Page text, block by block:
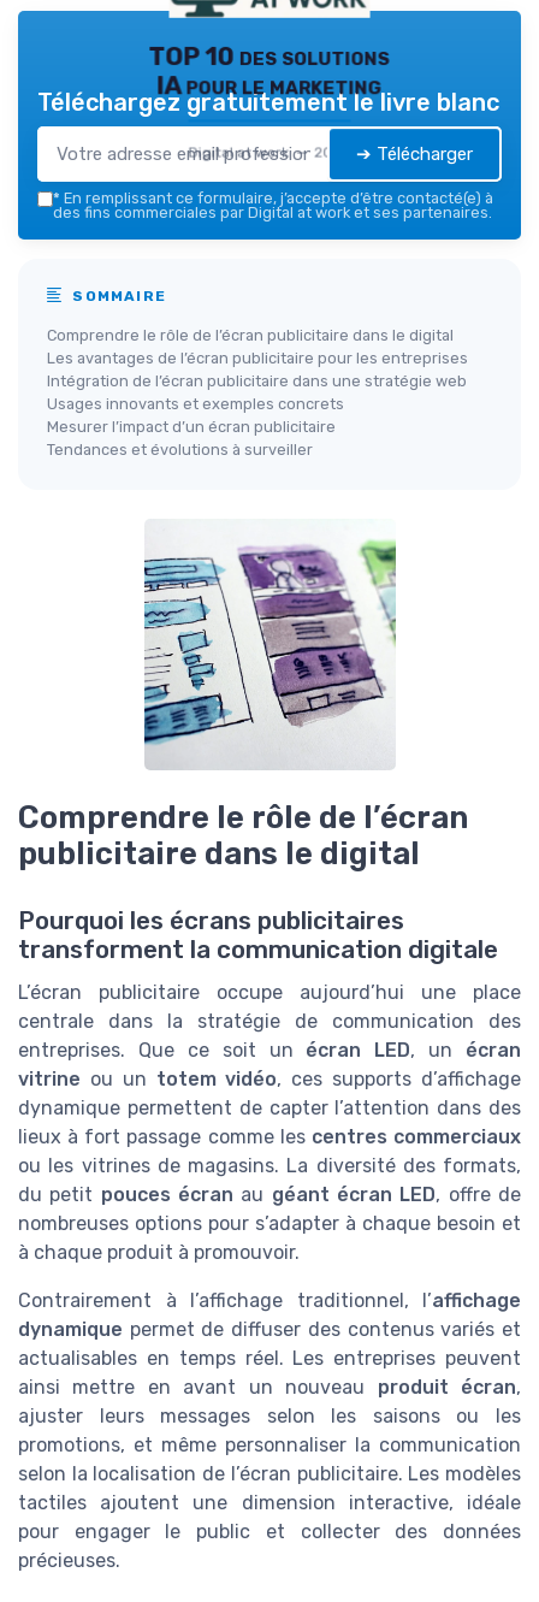
TOP 10 des solutions
IA pour le marketing
Digital at work — 2026
Téléchargez gratuitement le livre blanc
➔ Télécharger
* En remplissant ce formulaire, j’accepte d’être contacté(e) à
des fins commerciales par Digital at work et ses partenaires.
SOMMAIRE
Comprendre le rôle de l’écran publicitaire dans le digital
Les avantages de l’écran publicitaire pour les entreprises
Intégration de l’écran publicitaire dans une stratégie web
Usages innovants et exemples concrets
Mesurer l’impact d’un écran publicitaire
Tendances et évolutions à surveiller
Comprendre le rôle de l’écran
publicitaire dans le digital
Pourquoi les écrans publicitaires
transforment la communication digitale
L’écran publicitaire occupe aujourd’hui une place
centrale dans la stratégie de communication des
entreprises. Que ce soit un écran LED, un écran
vitrine ou un totem vidéo, ces supports d’affichage
dynamique permettent de capter l’attention dans des
lieux à fort passage comme les centres commerciaux
ou les vitrines de magasins. La diversité des formats,
du petit pouces écran au géant écran LED, offre de
nombreuses options pour s’adapter à chaque besoin et
à chaque produit à promouvoir.
Contrairement à l’affichage traditionnel, l’affichage
dynamique permet de diffuser des contenus variés et
actualisables en temps réel. Les entreprises peuvent
ainsi mettre en avant un nouveau produit écran,
ajuster leurs messages selon les saisons ou les
promotions, et même personnaliser la communication
selon la localisation de l’écran publicitaire. Les modèles
tactiles ajoutent une dimension interactive, idéale
pour engager le public et collecter des données
précieuses.